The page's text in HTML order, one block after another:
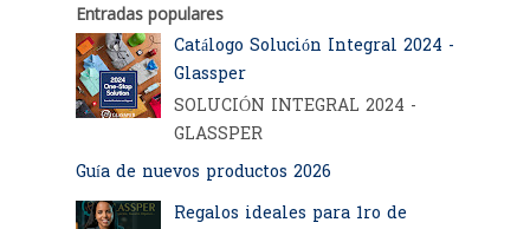
Entradas populares
Catálogo Solución Integral 2024 -
Glassper
SOLUCIÓN INTEGRAL 2024 -
GLASSPER
Guía de nuevos productos 2026
Regalos ideales para 1ro de